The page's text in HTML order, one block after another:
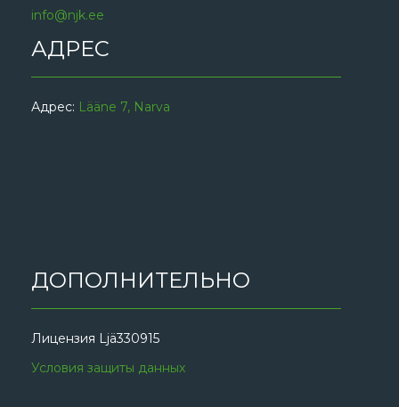
info@njk.ee
АДРЕС
Адрес: Lääne 7, Narva
ДОПОЛНИТЕЛЬНО
Лицензия Ljä330915
Условия защиты данных